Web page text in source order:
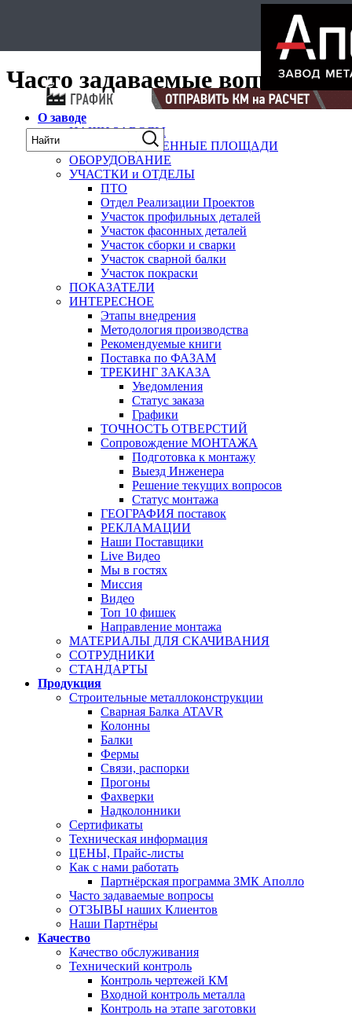
Часто задаваемые вопросы
О заводе
НАШИ ЗАВОДЫ
ПРОИЗВОДСТВЕННЫЕ ПЛОЩАДИ
ОБОРУДОВАНИЕ
УЧАСТКИ и ОТДЕЛЫ
ПТО
Отдел Реализации Проектов
Участок профильных деталей
Участок фасонных деталей
Участок сборки и сварки
Участок сварной балки
Участок покраски
ПОКАЗАТЕЛИ
ИНТЕРЕСНОЕ
Этапы внедрения
Методология производства
Рекомендуемые книги
Поставка по ФАЗАМ
ТРЕКИНГ ЗАКАЗА
Уведомления
Статус заказа
Графики
ТОЧНОСТЬ ОТВЕРСТИЙ
Сопровождение МОНТАЖА
Подготовка к монтажу
Выезд Инженера
Решение текущих вопросов
Статус монтажа
ГЕОГРАФИЯ поставок
РЕКЛАМАЦИИ
Наши Поставщики
Live Видео
Мы в гостях
Миссия
Видео
Топ 10 фишек
Направление монтажа
МАТЕРИАЛЫ ДЛЯ СКАЧИВАНИЯ
СОТРУДНИКИ
СТАНДАРТЫ
Продукция
Строительные металлоконструкции
Сварная Балка ATAVR
Колонны
Балки
Фермы
Связи, распорки
Прогоны
Фахверки
Надколонники
Сертификаты
Техническая информация
ЦЕНЫ, Прайс-листы
Как с нами работать
Партнёрская программа ЗМК Аполло
Часто задаваемые вопросы
ОТЗЫВЫ наших Клиентов
Наши Партнёры
Качество
Качество обслуживания
Технический контроль
Контроль чертежей КМ
Входной контроль металла
Контроль на этапе заготовки